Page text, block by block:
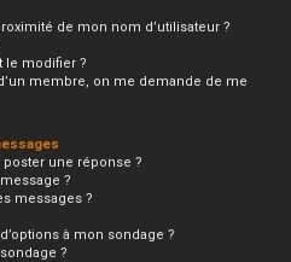
de mon nom d’utilisateur ?
le modifier ?
membre, on me demande de me
une réponse ?
?
messages ?
à mon sondage ?
?